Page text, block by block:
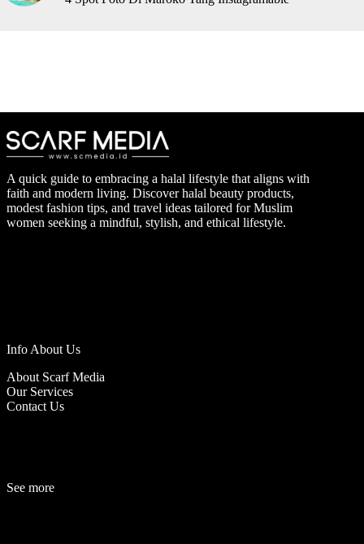
A quick guide to embracing a halal lifestyle that aligns with
faith and modern living. Discover halal beauty products,
modest fashion tips, and travel ideas tailored for Muslim
women seeking a mindful, stylish, and ethical lifestyle.
Info About Us
About Scarf Media
Our Services
Contact Us
See more